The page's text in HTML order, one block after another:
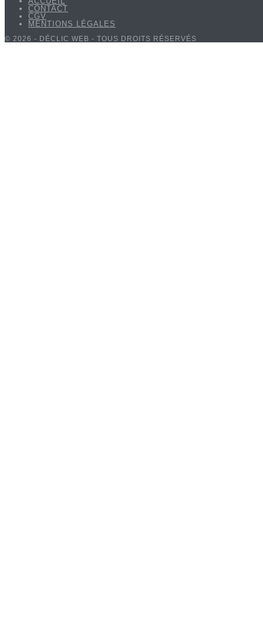
CONTACT
CGV
MENTIONS LÉGALES
© 2026 - DÉCLIC WEB - TOUS DROITS RÉSERVÉS